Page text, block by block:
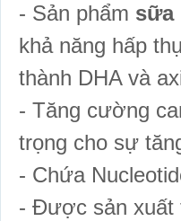
- Sản phẩm sữa
khả năng hấp
thành DHA và
- Tăng cường
trọng cho sự
- Chứa
- Được sản xuất